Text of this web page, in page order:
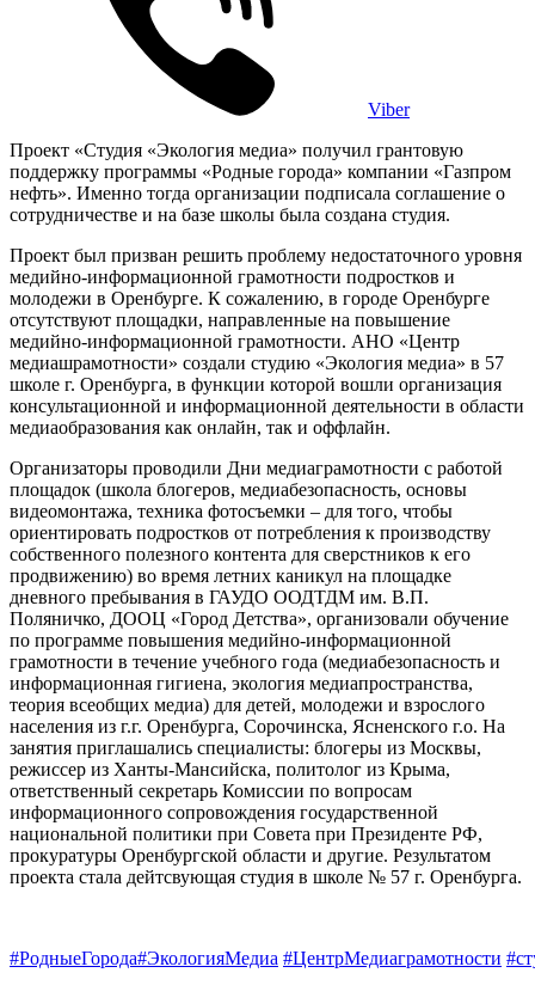
Viber
Проект «Студия «Экология медиа» получил грантовую
поддержку программы «Родные города» компании «Газпром
нефть». Именно тогда организации подписала соглашение о
сотрудничестве и на базе школы была создана студия.
Проект был призван решить проблему недостаточного уровня
медийно-информационной грамотности подростков и
молодежи в Оренбурге. К сожалению, в городе Оренбурге
отсутствуют площадки, направленные на повышение
медийно-информационной грамотности. АНО «Центр
медиашрамотности» создали студию «Экология медиа» в 57
школе г. Оренбурга, в функции которой вошли организация
консультационной и информационной деятельности в области
медиаобразования как онлайн, так и оффлайн.
Организаторы проводили Дни медиаграмотности с работой
площадок (школа блогеров, медиабезопасность, основы
видеомонтажа, техника фотосъемки – для того, чтобы
ориентировать подростков от потребления к производству
собственного полезного контента для сверстников к его
продвижению) во время летних каникул на площадке
дневного пребывания в ГАУДО ООДТДМ им. В.П.
Поляничко, ДООЦ «Город Детства», организовали обучение
по программе повышения медийно-информационной
грамотности в течение учебного года (медиабезопасность и
информационная гигиена, экология медиапространства,
теория всеобщих медиа) для детей, молодежи и взрослого
населения из г.г. Оренбурга, Сорочинска, Ясненского г.о. На
занятия приглашались специалисты: блогеры из Москвы,
режиссер из Ханты-Мансийска, политолог из Крыма,
ответственный секретарь Комиссии по вопросам
информационного сопровождения государственной
национальной политики при Совета при Президенте РФ,
прокуратуры Оренбургской области и другие. Результатом
проекта стала дейтсвующая студия в школе № 57 г. Оренбурга.
#РодныеГорода#ЭкологияМедиа #ЦентрМедиаграмотности